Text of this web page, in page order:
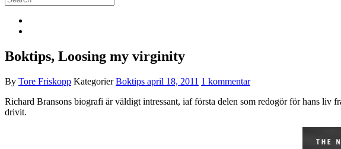
Boktips, Loosing my virginity
By Tore Friskopp KategorierBoktips april 18, 2011 1 kommentar
Richard Bransons biografi är väldigt intressant, iaf första delen som redogör för hans liv
drivit.